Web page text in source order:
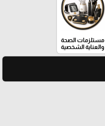
مستلزمات الصحة
والعناية الشخصية